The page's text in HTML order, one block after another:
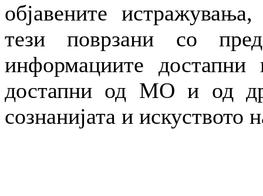
објавените
тези поврзани со
информациите достапни
достапни од МО и од
сознанијата и искуството